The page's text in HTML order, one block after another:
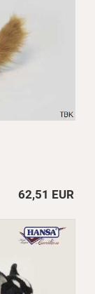
62,51 EUR